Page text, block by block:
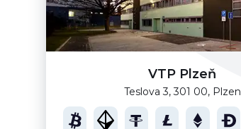
VTP Plzeň
Teslova 3, 301 00, Plzen